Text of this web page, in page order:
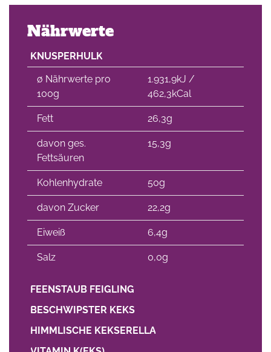
Nährwerte
KNUSPERHULK
∅ Nährwerte pro
100g
1.931,9kJ /
462,3kCal
Fett 26,3g
davon ges.
Fettsäuren
15,3g
Kohlenhydrate 50g
davon Zucker 22,2g
Eiweiß 6,4g
Salz 0,0g
FEENSTAUB FEIGLING
BESCHWIPSTER KEKS
HIMMLISCHE KEKSERELLA